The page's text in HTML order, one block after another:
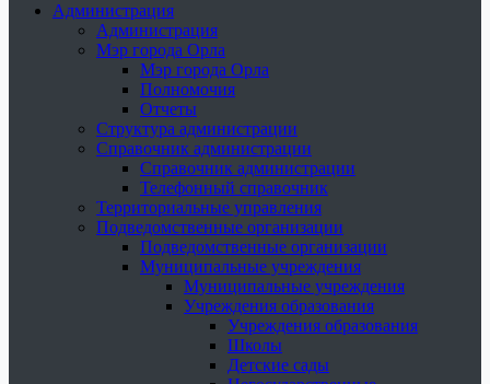
Администрация
Администрация
Мэр города Орла
Мэр города Орла
Полномочия
Отчеты
Структура администрации
Справочник администрации
Справочник администрации
Телефонный справочник
Территориальные управления
Подведомственные организации
Подведомственные организации
Муниципальные учреждения
Муниципальные учреждения
Учреждения образования
Учреждения образования
Школы
Детские сады